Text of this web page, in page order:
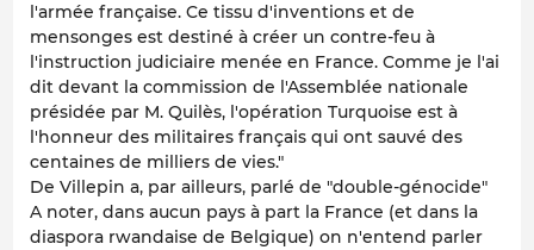
l'armée française. Ce tissu d'inventions et de
mensonges est destiné à créer un contre-feu à
l'instruction judiciaire menée en France. Comme je l'ai
dit devant la commission de l'Assemblée nationale
présidée par M. Quilès, l'opération Turquoise est à
l'honneur des militaires français qui ont sauvé des
centaines de milliers de vies."
De Villepin a, par ailleurs, parlé de "double-génocide"
A noter, dans aucun pays à part la France (et dans la
diaspora rwandaise de Belgique) on n'entend parler